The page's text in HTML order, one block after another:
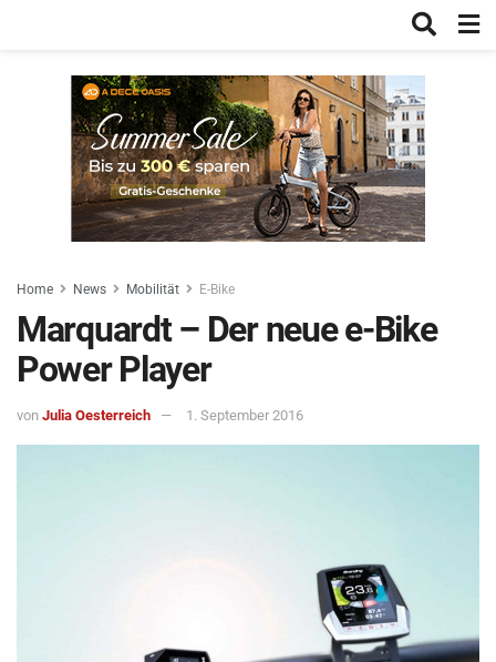
Home News Mobilität E-Bike
Marquardt – Der neue e-Bike
Power Player
von Julia Oesterreich 1. September 2016